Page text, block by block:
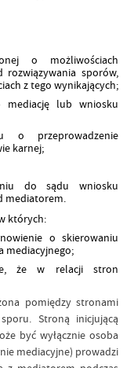
o możliwościach
sporów,
z tego wynikających;
lub wniosku
o przeprowadzenie
karnej;
do sądu wniosku
mediatorem.
których:
o skierowaniu
mediacyjnego;
że w relacji stron
pomiędzy stronami
Stroną inicjującą
być wyłącznie osoba
mediacyjne) prowadzi